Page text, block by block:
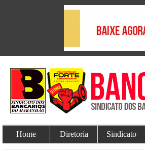
Home Diretoria Sindicato